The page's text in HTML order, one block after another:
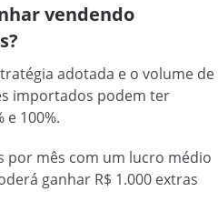
vendendo
adotada e o volume de
importados podem ter
100%.
por mês com um lucro médio
ganhar R$ 1.000 extras